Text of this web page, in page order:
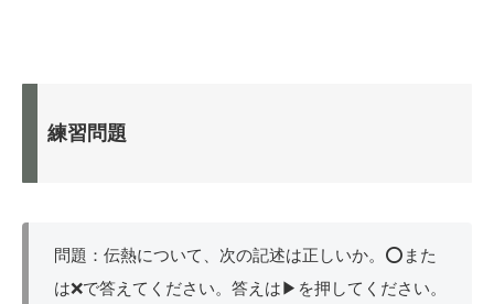
練習問題
問題：伝熱について、次の記述は正しいか。⭕また
は❌で答えてください。答えは▶を押してください。